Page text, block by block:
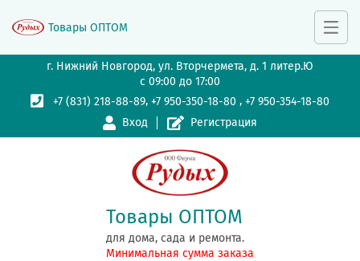
г. Нижний Новгород, ул. Вторчермета, д. 1 литер.Ю
с 09:00 до 17:00
+7 (831) 218-88-89,+7 950-350-18-80 ,+7 950-354-18-80
Вход
Регистрация
Товары ОПТОМ
для дома, сада и ремонта.
Минимальная сумма заказа
Товары ОПТОМ